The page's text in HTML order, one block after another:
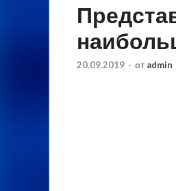
20.09.2019 - от admin